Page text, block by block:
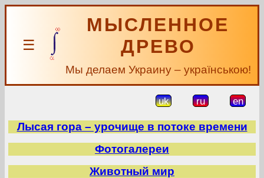
☰
МЫСЛЕННОЕ
ДРЕВО
Мы делаем Украину – українською!
uk ru en
Лысая гора – урочище в потоке времени
Фотогалереи
Животный мир